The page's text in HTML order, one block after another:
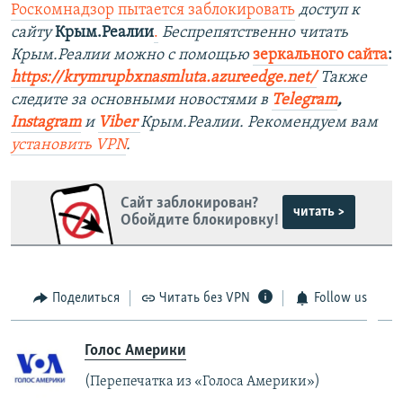
Роскомнадзор пытается заблокировать доступ к
сайтуКрым.Реалии. Беспрепятственно читать
Крым.Реалии можно с помощью зеркального сайта:
https://krymrupbxnasmluta.azureedge.net/ Также
следите за основными новостями в Telegram,
Instagram и ViberКрым.Реалии. Рекомендуем вам
установить VPN.
Сайт заблокирован?
Обойдите блокировку!
читать >
Поделиться Читать без VPN Follow us
Голос Америки
(Перепечатка из «Голоса Америки»)